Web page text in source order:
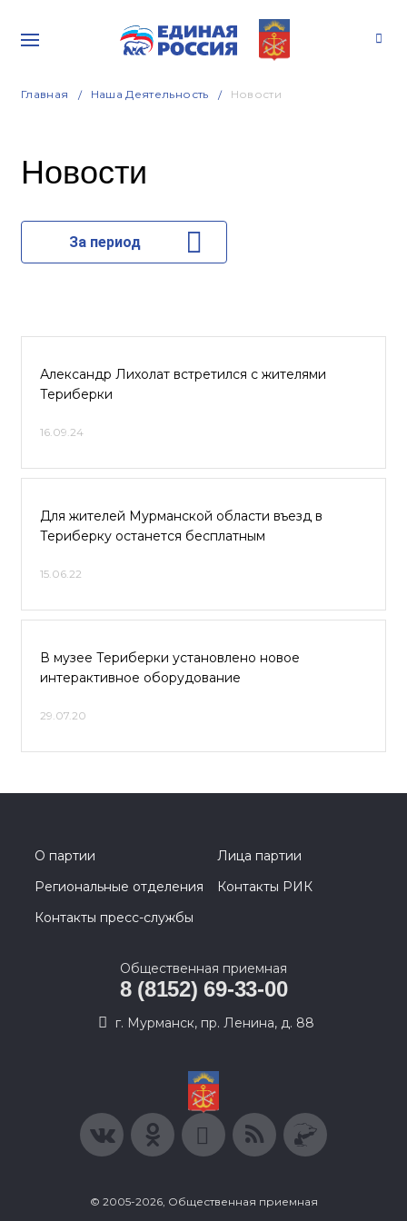
Главная Наша Деятельность Новости
Новости
За период
Александр Лихолат встретился с жителями
Териберки
16.09.24
Для жителей Мурманской области въезд в
Териберку останется бесплатным
15.06.22
В музее Териберки установлено новое
интерактивное оборудование
29.07.20
О партии
Лица партии
Региональные отделения
Контакты РИК
Контакты пресс-службы
Общественная приемная
8 (8152) 69-33-00
г. Мурманск, пр. Ленина, д. 88
© 2005-2026, Общественная приемная